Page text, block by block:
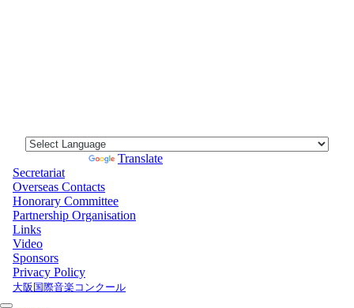
Translate
Secretariat
Overseas Contacts
Honorary Committee
Partnership Organisation
Links
Video
Sponsors
Privacy Policy
大阪国際音楽コンクール